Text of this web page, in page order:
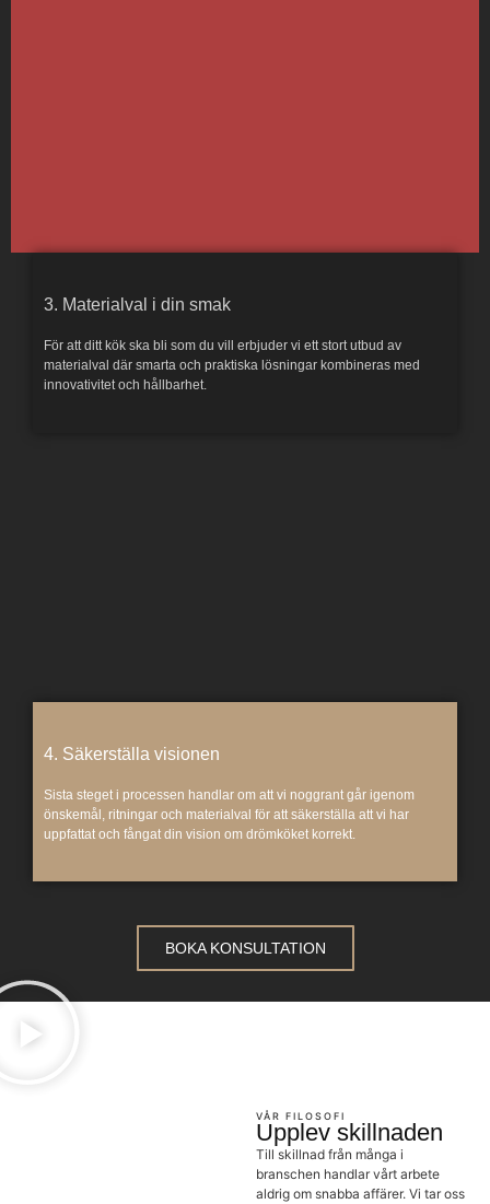
3. Materialval i din smak
För att ditt kök ska bli som du vill erbjuder vi ett stort utbud av
materialval där smarta och praktiska lösningar kombineras med
innovativitet och hållbarhet.
4. Säkerställa visionen
Sista steget i processen handlar om att vi noggrant går igenom
önskemål, ritningar och materialval för att säkerställa att vi har
uppfattat och fångat din vision om drömköket korrekt.
BOKA KONSULTATION
VÅR FILOSOFI
Upplev skillnaden
Till skillnad från många i
branschen handlar vårt arbete
aldrig om snabba affärer. Vi tar oss